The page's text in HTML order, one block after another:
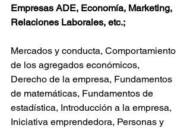
Empresas ADE, Economía, Marketing,
Relaciones Laborales, etc.;
Mercados y conducta, Comportamiento
de los agregados económicos,
Derecho de la empresa, Fundamentos
de matemáticas, Fundamentos de
estadística, Introducción a la empresa,
Iniciativa emprendedora, Personas y